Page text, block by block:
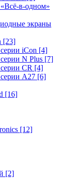
в-одном»
экраны
[23]
iCon [4]
N Plus [7]
CR [4]
А27 [6]
[16]
[12]
[2]